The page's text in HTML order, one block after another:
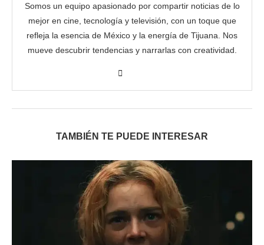
Somos un equipo apasionado por compartir noticias de lo
mejor en cine, tecnología y televisión, con un toque que
refleja la esencia de México y la energía de Tijuana. Nos
mueve descubrir tendencias y narrarlas con creatividad.
TAMBIÉN TE PUEDE INTERESAR